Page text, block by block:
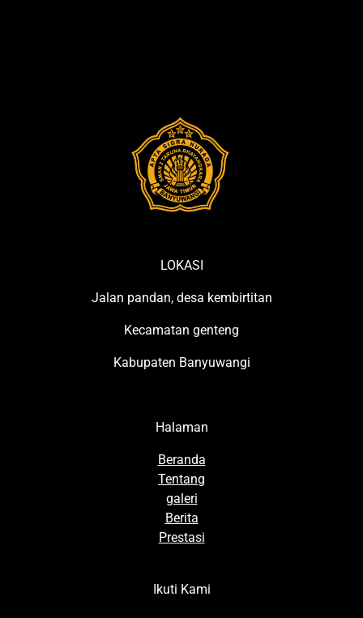
LOKASI
Jalan pandan, desa kembirtitan
Kecamatan genteng
Kabupaten Banyuwangi
Halaman
Beranda
Tentang
galeri
Berita
Prestasi
Ikuti Kami